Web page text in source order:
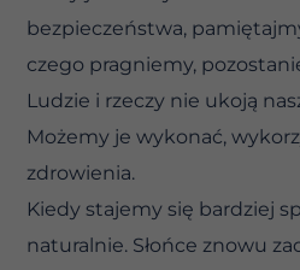
bezpieczeństwa,
czego pragniemy,
Ludzie i rzeczy nie ukoją
Możemy je wykonać,
zdrowienia.
Kiedy stajemy się bardziej
naturalnie. Słońce znowu